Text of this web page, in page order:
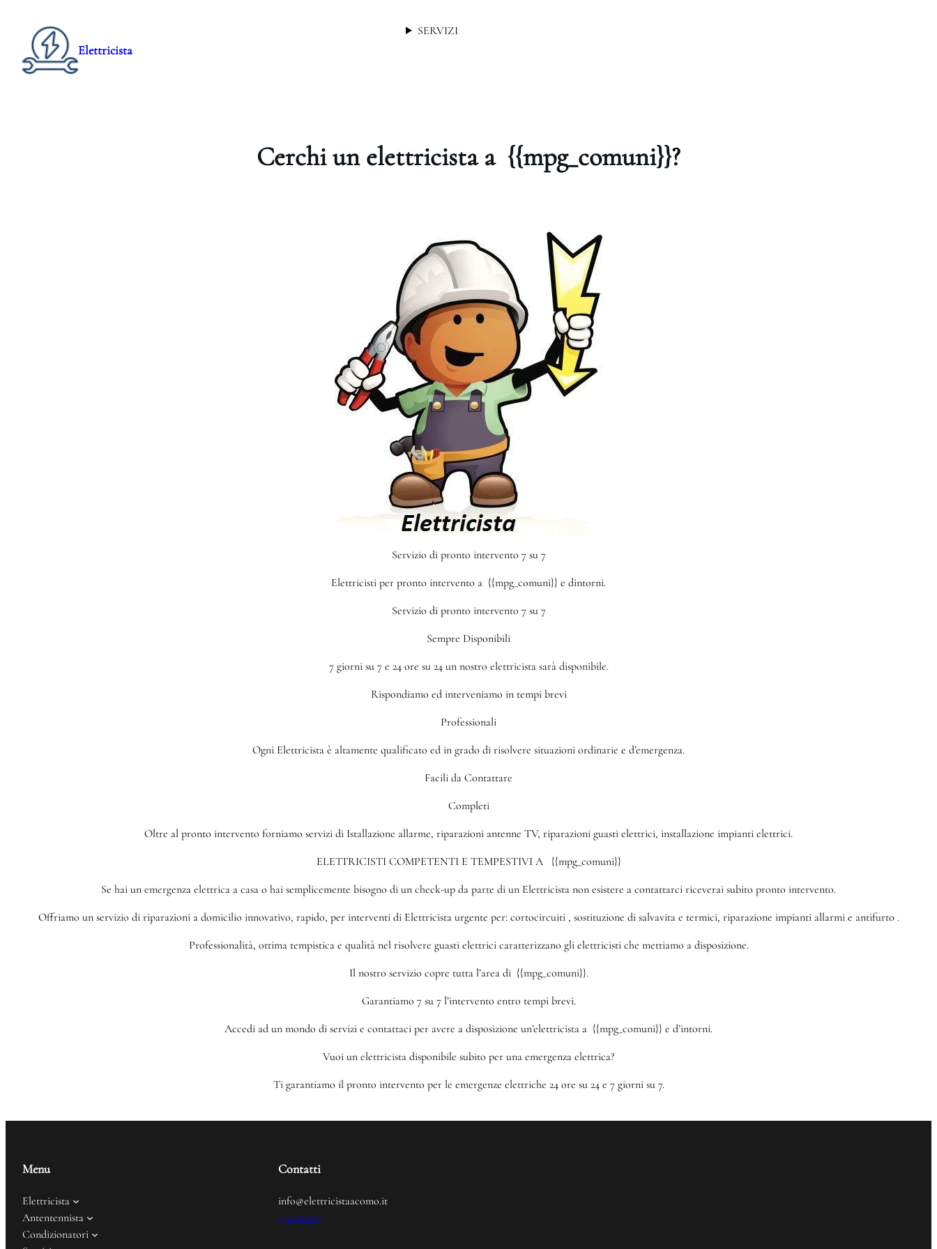
Elettricista
SERVIZI
Cerchi un elettricista a {{mpg_comuni}}?
Servizio di pronto intervento 7 su 7
Elettricisti per pronto intervento a {{mpg_comuni}} e dintorni.
Servizio di pronto intervento 7 su 7
Sempre Disponibili
7 giorni su 7 e 24 ore su 24 un nostro elettricista sarà disponibile.
Rispondiamo ed interveniamo in tempi brevi
Professionali
Ogni Elettricista è altamente qualificato ed in grado di risolvere situazioni ordinarie e d’emergenza.
Facili da Contattare
Completi
Oltre al pronto intervento forniamo servizi di Istallazione allarme, riparazioni antenne TV, riparazioni guasti elettrici, installazione impianti elettrici.
ELETTRICISTI COMPETENTI E TEMPESTIVI A {{mpg_comuni}}
Se hai un emergenza elettrica a casa o hai semplicemente bisogno di un check-up da parte di un Elettricista non esistere a contattarci riceverai subito pronto intervento.
Offriamo un servizio di riparazioni a domicilio innovativo, rapido, per interventi di Elettricista urgente per: cortocircuiti , sostituzione di salvavita e termici, riparazione impianti allarmi e antifurto .
Professionalità, ottima tempistica e qualità nel risolvere guasti elettrici caratterizzano gli elettricisti che mettiamo a disposizione.
Il nostro servizio copre tutta l’area di {{mpg_comuni}}.
Garantiamo 7 su 7 l’intervento entro tempi brevi.
Accedi ad un mondo di servizi e contattaci per avere a disposizione un’elettricista a {{mpg_comuni}} e d’intorni.
Vuoi un elettricista disponibile subito per una emergenza elettrica?
Ti garantiamo il pronto intervento per le emergenze elettriche 24 ore su 24 e 7 giorni su 7.
Menu
Elettricista
Antentennista
Condizionatori
Contatti
info@elettricistaacomo.it
3312466237